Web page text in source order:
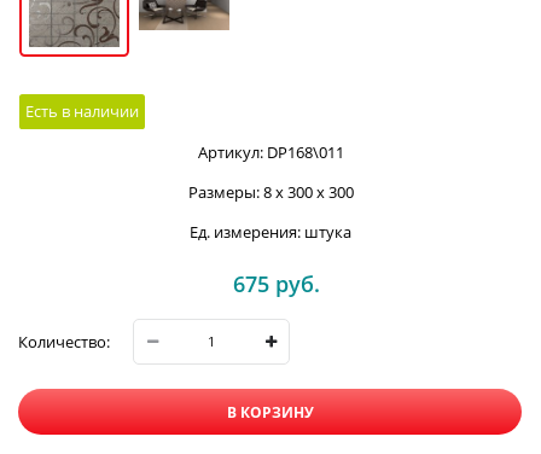
Есть в наличии
Артикул: DP168\011
Размеры:8 x 300 x 300
Ед. измерения: штука
675 руб.
Количество:
В КОРЗИНУ